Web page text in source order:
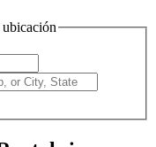
ubicación